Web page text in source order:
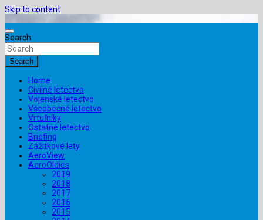
Skip to content
Search
Search
Home
Civilné letectvo
Vojenské letectvo
Všeobecné letectvo
Vrtuľníky
Ostatné letectvo
Briefing
Zážitkové lety
AeroView
AeroOldies
2019
2018
2017
2016
2015